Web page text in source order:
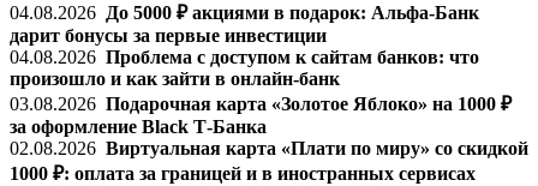
04.08.2026 До 5000 ₽ акциями в подарок: Альфа-Банк
дарит бонусы за первые инвестиции
04.08.2026 Проблема с доступом к сайтам банков: что
произошло и как зайти в онлайн-банк
03.08.2026 Подарочная карта «Золотое Яблоко» на 1000 ₽
за оформление Black Т-Банка
02.08.2026 Виртуальная карта «Плати по миру» со скидкой
1000 ₽: оплата за границей и в иностранных сервисах